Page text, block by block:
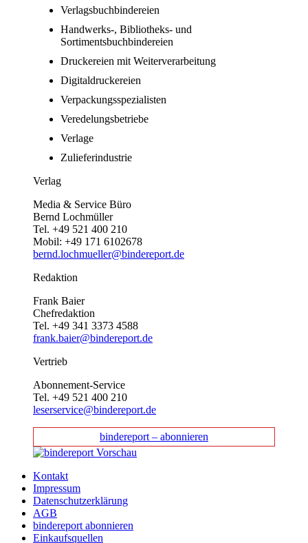
Verlagsbuchbindereien
Handwerks-, Bibliotheks- und
Sortimentsbuchbindereien
Druckereien mit Weiterverarbeitung
Digitaldruckereien
Verpackungsspezialisten
Veredelungsbetriebe
Verlage
Zulieferindustrie
Verlag
Media & Service Büro
Bernd Lochmüller
Tel. +49 521 400 210
Mobil: +49 171 6102678
bernd.lochmueller@bindereport.de
Redaktion
Frank Baier
Chefredaktion
Tel. +49 341 3373 4588
frank.baier@bindereport.de
Vertrieb
Abonnement-Service
Tel. +49 521 400 210
leserservice@bindereport.de
bindereport – abonnieren
Kontakt
Impressum
Datenschutzerklärung
AGB
bindereport abonnieren
Einkaufsquellen